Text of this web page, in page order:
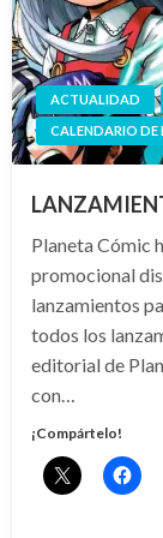
ACTUALIDAD
CALENDARIO
Planeta Cómic
promocional
lanzamientos
todos los
editorial de
con…
¡Compártelo!